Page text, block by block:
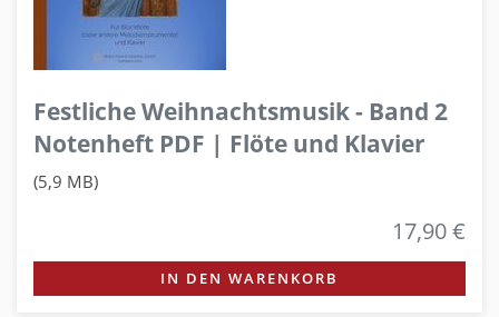
Festliche Weihnachtsmusik - Band 2
Notenheft PDF | Flöte und Klavier
(5,9 MB)
17,90 €
IN DEN WARENKORB